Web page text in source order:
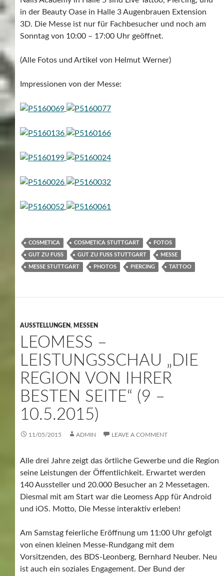
in der Beauty Oase in Halle 3 Augenbrauen Extension
3D. Die Messe ist nur für Fachbesucher und noch am
Sonntag von 10:00 – 17:00 Uhr geöffnet.
(Alle Fotos und Artikel von Helmut Werner)
Impressionen von der Messe:
COSMETICA COSMETICA STUTTGART FOTOS
GUT ZU FUSS GUT ZU FUSS STUTTGART MESSE
MESSE STUTTGART PHOTOS PIERCING TATTOO
AUSSTELLUNGEN, MESSEN
LEOMESS –
LEISTUNGSSCHAU „DIE
REGION VON IHRER
BESTEN SEITE“ (9 –
10.5.2015)
11/05/2015 ADMIN LEAVE A COMMENT
Alle drei Jahre zeigt das örtliche Gewerbe und die Region
seine Leistungen der Öffentlichkeit. Erwartet werden
140 Aussteller und 20.000 Besucher an 2 Messetagen.
Diesmal mit am Start war die Leomess App für Android
und iOS. Motto, Die Messe interaktiv erleben!
Am Samstag feierliche Eröffnung um 11:00 Uhr gefolgt
von einen kleinen Messe-Rundgang mit dem
Vorsitzenden, des BDS-Leonberg, Bernhard Neuber. Neu
ist auch ein soziales Engagement. Der Bund der